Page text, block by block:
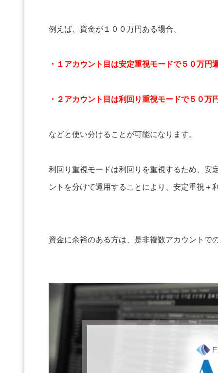
例えば、資金が１００万円ある場合、
・１アカウント目は安定重視モードで５０万円
・２アカウント目は利回り重視モードで５０万
などと使い分けることが可能になります。
利回り重視モードは利回りを重視するため、安
ントを分けて運用することにより、安定重視
資金に余裕のある方は、是非複数アカウントで